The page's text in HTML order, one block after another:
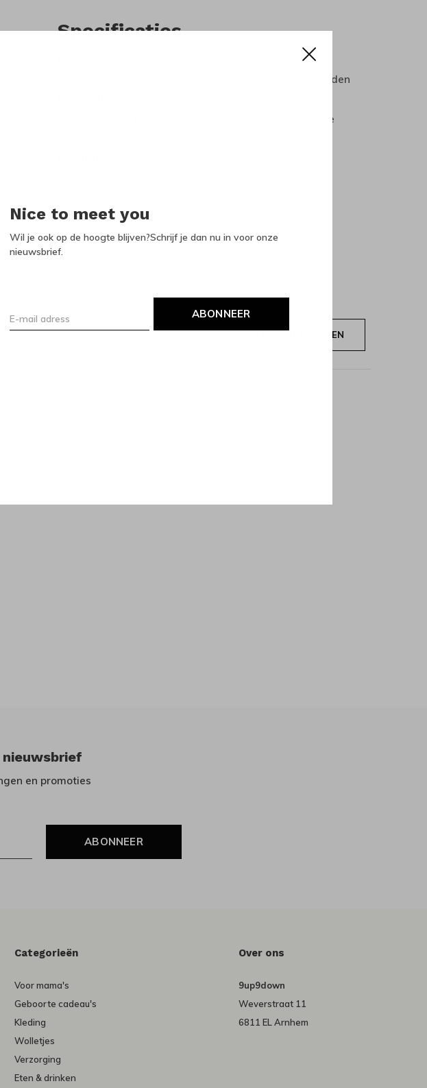
Nice to meet you
Wil je ook op de hoogte blijven?Schrijf je dan nu in voor onze
nieuwsbrief.
ABONNEER
Specificaties
85% biologische wol / 15% zijden
30 graden wolwas / niet in de
JE BEOORDELING TOEVOEGEN
nieuwsbrief
en promoties
ABONNEER
Categorieën
Voor mama's
Geboorte cadeau's
Kleding
Wolletjes
Verzorging
Eten & drinken
Over ons
9up9down
Weverstraat 11
6811 EL Arnhem